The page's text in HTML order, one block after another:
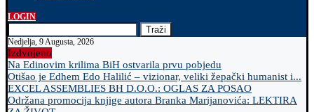
LOGIN
Traži
Nedjelja, 9 Augusta, 2026
Izdvojeno
Na Edinovim krilima BiH ostvarila prvu pobjedu
Otišao je Edhem Edo Halilić – vizionar, veliki žepački humanist i...
EXCEL ASSEMBLIES BH D.O.O.: OGLAS ZA POSAO
Održana promocija knjige autora Branka Marijanovića: LEKTIRA